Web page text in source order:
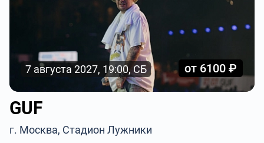
7 августа 2027, 19:00, СБ от 6100 ₽
GUF
г. Москва, Стадион Лужники